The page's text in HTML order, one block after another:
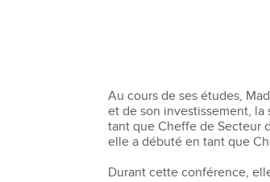
Au cours de ses études,
et de son investissement,
tant que Cheffe de Secteur
elle a débuté en tant que
Durant cette conférence,
Projets et
Programme
Bachelor
Bachelor
Bachelor